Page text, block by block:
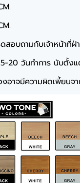
สอบถามกับเจ้าหน้าที่ฝ่
20 วันทำการ นับตั้ง
อาจมีความผิดเพี้ยนจ